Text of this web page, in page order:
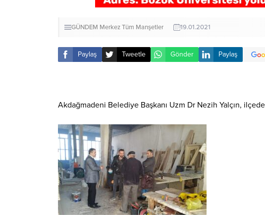
GÜNDEM MerkezTüm Manşetler 19.01.2021
Paylaş Tweetle Gönder Paylaş
Akdağmadeni Belediye Başkanı Uzm Dr Nezih Yalçın,